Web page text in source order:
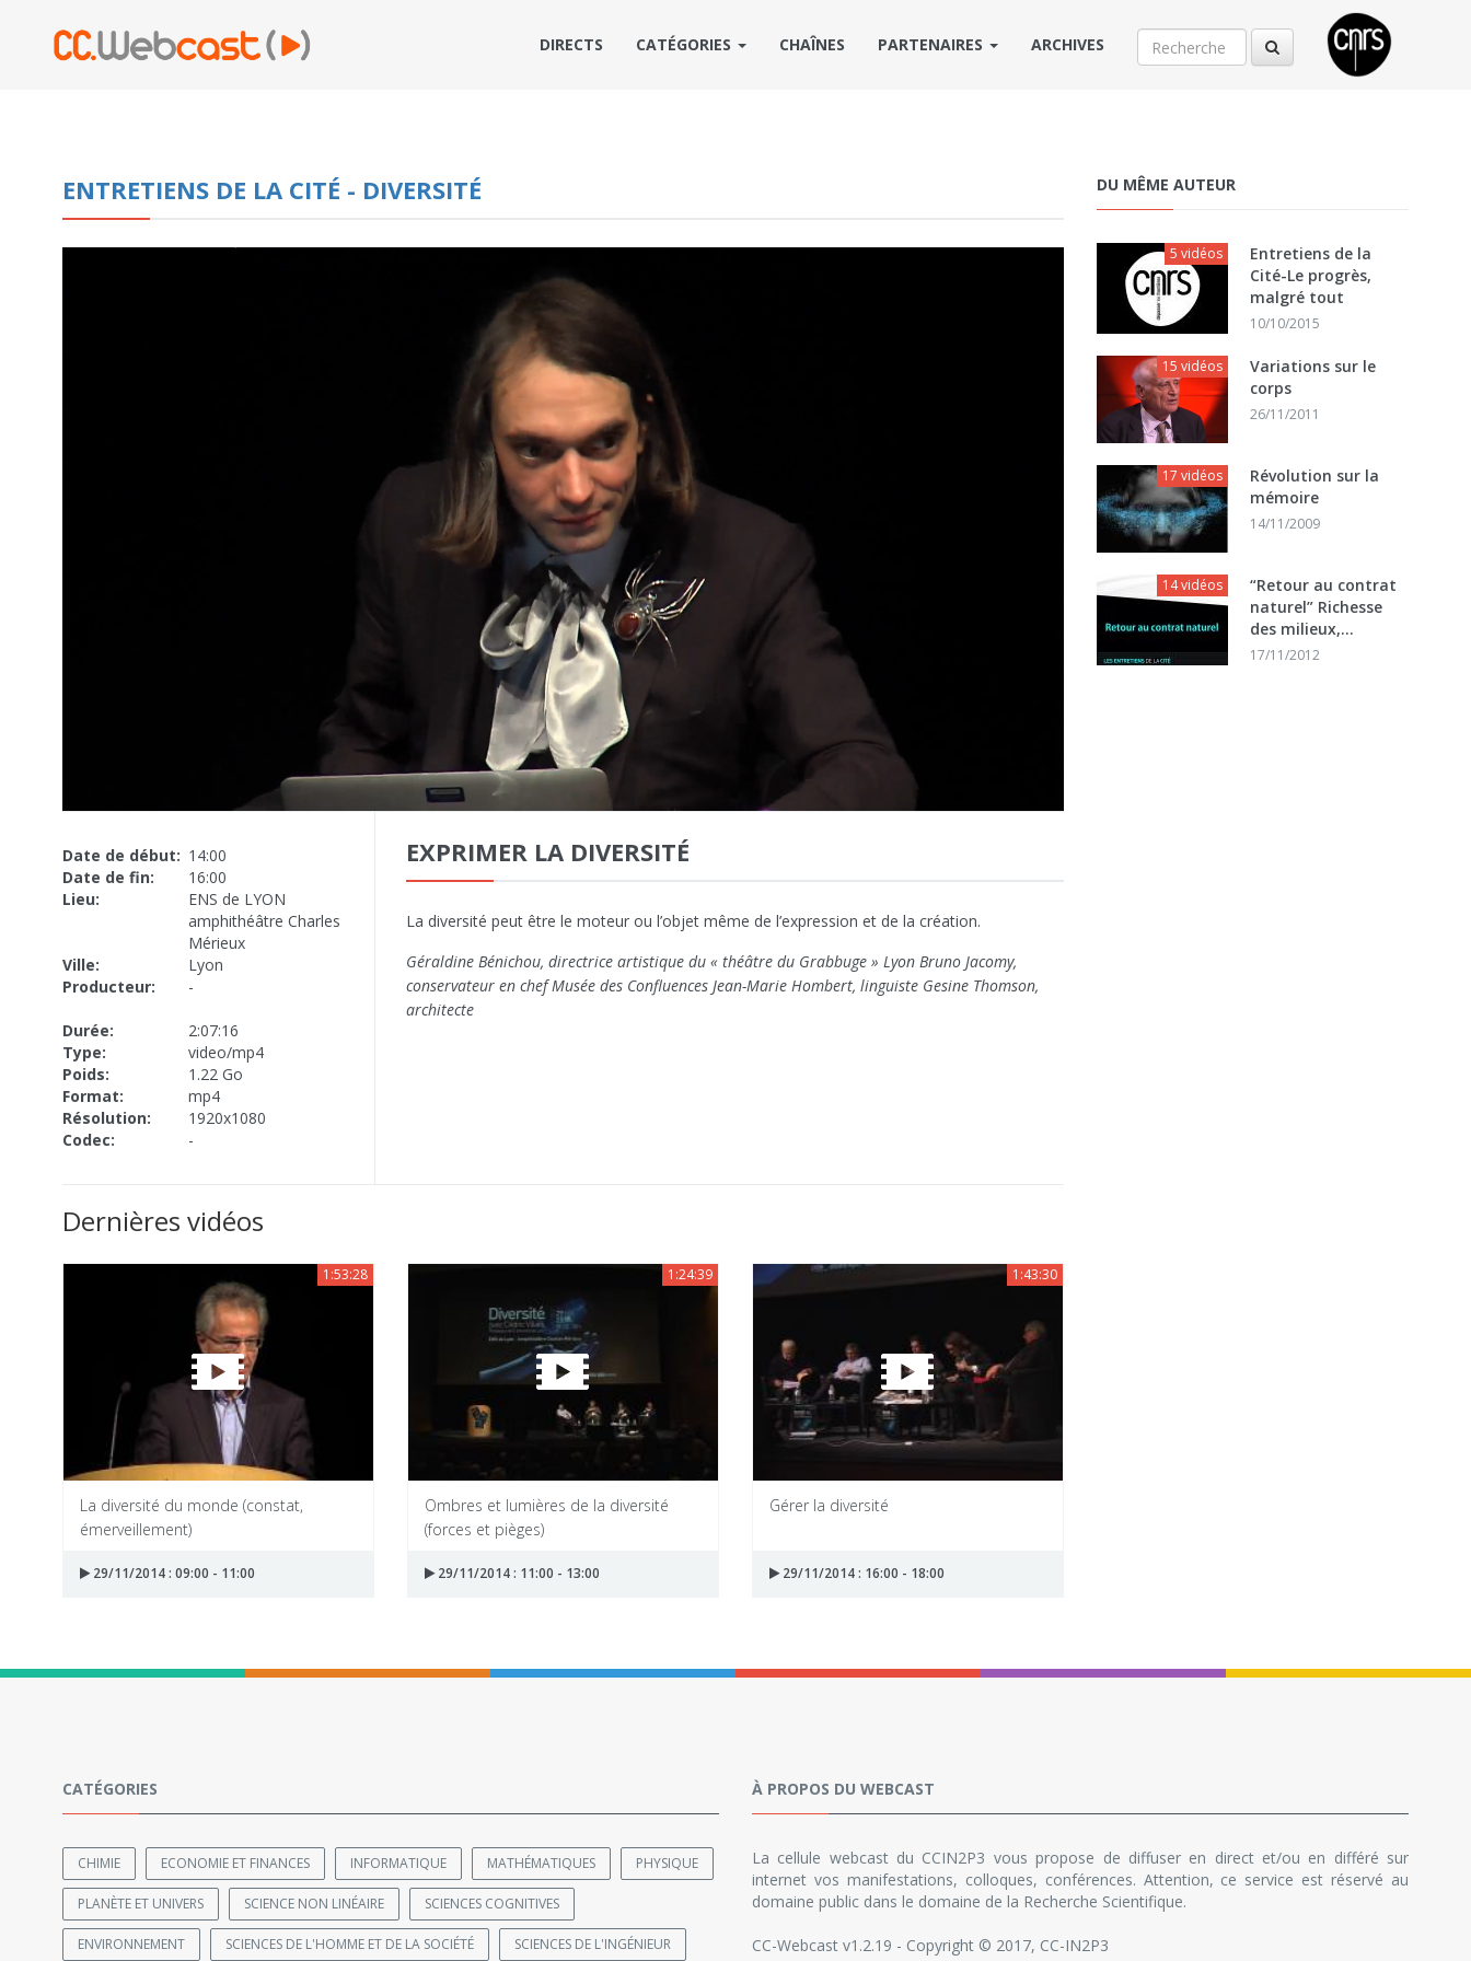
DIRECTS CATÉGORIES CHAÎNES PARTENAIRES ARCHIVES
ENTRETIENS DE LA CITÉ - DIVERSITÉ
Date de début: 14:00
Date de fin:
16:00
Lieu:
ENS de LYON
amphithéâtre Charles
Mérieux
Ville:
Lyon
Producteur:
-
Durée:
2:07:16
Type:
video/mp4
Poids:
1.22 Go
Format:
mp4
Résolution:
1920x1080
Codec:
-
EXPRIMER LA DIVERSITÉ
La diversité peut être le moteur ou l’objet même de l’expression et de la création.
Géraldine Bénichou, directrice artistique du « théâtre du Grabbuge » Lyon Bruno Jacomy,
conservateur en chef Musée des Confluences Jean-Marie Hombert, linguiste Gesine Thomson,
architecte
Dernières vidéos
1:53:28
La diversité du monde (constat,
émerveillement)
29/11/2014 : 09:00 - 11:00
1:24:39
Ombres et lumières de la diversité
(forces et pièges)
29/11/2014 : 11:00 - 13:00
1:43:30
Gérer la diversité
29/11/2014 : 16:00 - 18:00
DU MÊME AUTEUR
5 vidéos
Entretiens de la
Cité-Le progrès,
malgré tout
10/10/2015
15 vidéos
Variations sur le
corps
26/11/2011
17 vidéos
Révolution sur la
mémoire
14/11/2009
14 vidéos
“Retour au contrat
naturel” Richesse
des milieux,...
17/11/2012
CATÉGORIES
CHIMIE ECONOMIE ET FINANCES INFORMATIQUE MATHÉMATIQUES PHYSIQUE
PLANÈTE ET UNIVERS SCIENCE NON LINÉAIRE SCIENCES COGNITIVES
ENVIRONNEMENT SCIENCES DE L'HOMME ET DE LA SOCIÉTÉ SCIENCES DE L'INGÉNIEUR
À PROPOS DU WEBCAST
La cellule webcast du CCIN2P3 vous propose de diffuser en direct et/ou en différé sur
internet vos manifestations, colloques, conférences. Attention, ce service est réservé au
domaine public dans le domaine de la Recherche Scientifique.
CC-Webcast v1.2.19 - Copyright © 2017, CC-IN2P3